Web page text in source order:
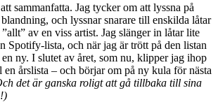
sammanfatta. Jag tycker om att lyssna på
och lyssnar snarare till enskilda låtar
av en viss artist. Jag slänger in låtar lite
Spotify-lista, och när jag är trött på den listan
ny. I slutet av året, som nu, klipper jag ihop
årslista – och börjar om på ny kula för nästa
det är ganska roligt att gå tillbaka till sina